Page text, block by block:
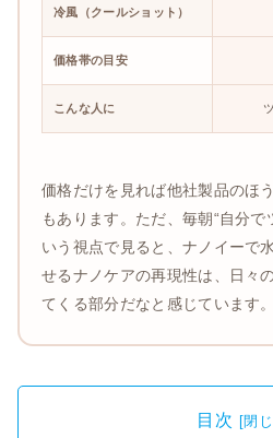
冷風（クールショット）
価格帯の目安
こんな人に
価格だけを見れば他社製品のほ
もあります。ただ、毎朝“自分で
いう視点で見ると、ナノイーで
せるナノケアの再現性は、日々
てくる部分だなと感じています。
目次